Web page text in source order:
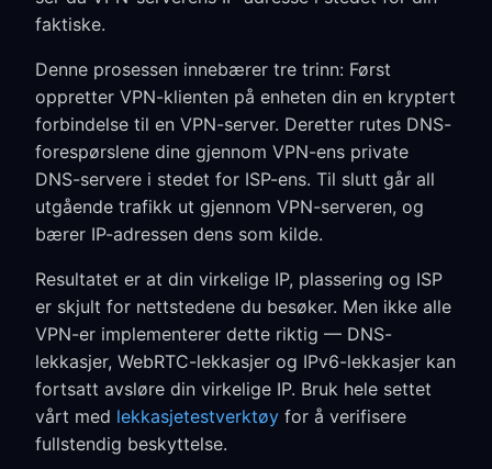
faktiske.
Denne prosessen innebærer tre trinn: Først
oppretter VPN-klienten på enheten din en kryptert
forbindelse til en VPN-server. Deretter rutes DNS-
forespørslene dine gjennom VPN-ens private
DNS-servere i stedet for ISP-ens. Til slutt går all
utgående trafikk ut gjennom VPN-serveren, og
bærer IP-adressen dens som kilde.
Resultatet er at din virkelige IP, plassering og ISP
er skjult for nettstedene du besøker. Men ikke alle
VPN-er implementerer dette riktig — DNS-
lekkasjer, WebRTC-lekkasjer og IPv6-lekkasjer kan
fortsatt avsløre din virkelige IP. Bruk hele settet
vårt med lekkasjetestverktøy for å verifisere
fullstendig beskyttelse.